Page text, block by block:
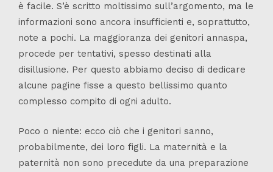
è facile. S’è scritto moltissimo sull’argomento, ma le
informazioni sono ancora insufficienti e, soprattutto,
note a pochi. La maggioranza dei genitori annaspa,
procede per tentativi, spesso destinati alla
disillusione. Per questo abbiamo deciso di dedicare
alcune pagine fisse a questo bellissimo quanto
complesso compito di ogni adulto.
Poco o niente: ecco ciò che i genitori sanno,
probabilmente, dei loro figli. La maternità e la
paternità non sono precedute da una preparazione